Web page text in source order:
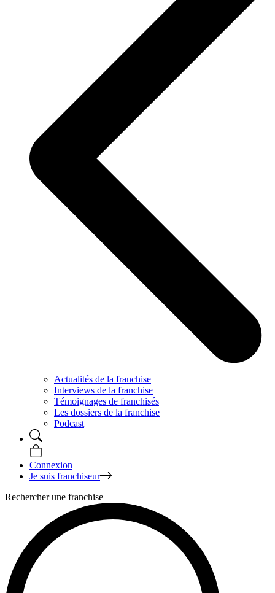
Actualités de la franchise
Interviews de la franchise
Témoignages de franchisés
Les dossiers de la franchise
Podcast
Connexion
Je suis franchiseur
Rechercher une franchise